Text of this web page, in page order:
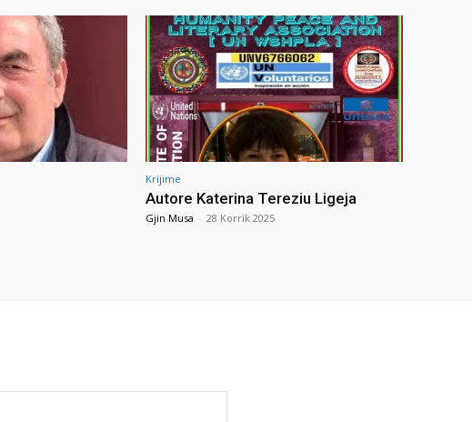
Krijime
Autore Katerina Tereziu Ligeja
Gjin Musa - 28 Korrik 2025